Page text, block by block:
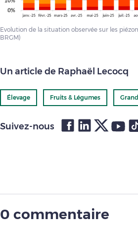
Evolution de la situation observée sur les
BRGM)
Un article de Raphaël Lecocq
Élevage Fruits & Légumes
Suivez-nous
0 commentaire